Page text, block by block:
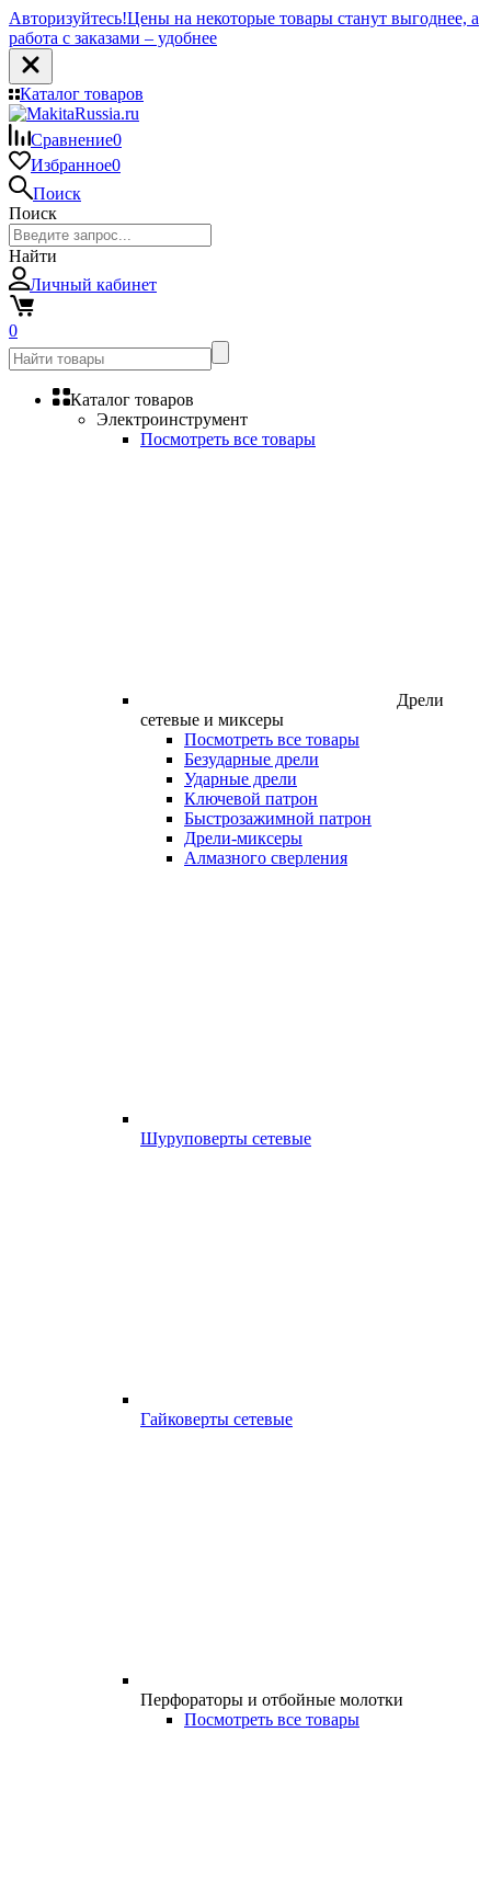
Авторизуйтесь!Цены на некоторые товары станут выгоднее, а
работа с заказами – удобнее
Каталог товаров
Сравнение0
Избранное0
Поиск
Поиск
Найти
Личный кабинет
0
Каталог товаров
Электроинструмент
Посмотреть все товары
Дрели
сетевые и миксеры
Посмотреть все товары
Безударные дрели
Ударные дрели
Ключевой патрон
Быстрозажимной патрон
Дрели-миксеры
Алмазного сверления
Шуруповерты сетевые
Гайковерты сетевые
Перфораторы и отбойные молотки
Посмотреть все товары